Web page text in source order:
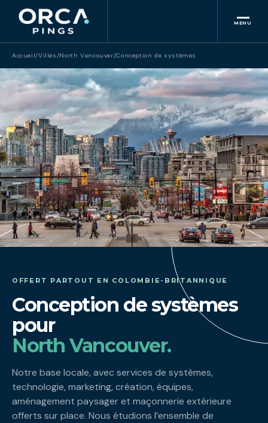
MENU
Accueil/Villes/North Vancouver/Conception de systèmes
OFFERT PARTOUT EN COLOMBIE-BRITANNIQUE
Conception de systèmes
pour
North Vancouver.
Notre base locale, avec services de systèmes,
technologie, marketing, création, équipes,
aménagement paysager et maçonnerie extérieure
offerts sur place. Nous étudions l’ensemble de